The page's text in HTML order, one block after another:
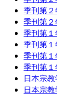
季刊第２
季刊第２
季刊第１
季刊第１
季刊第１
季刊第１
日本宗
日本宗